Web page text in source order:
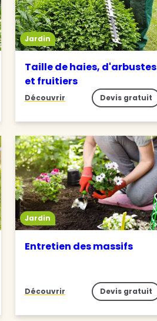
Jardin
Taille de haies, d'arbustes
et fruitiers
Découvrir Devis gratuit
Jardin
Entretien des massifs
Découvrir Devis gratuit